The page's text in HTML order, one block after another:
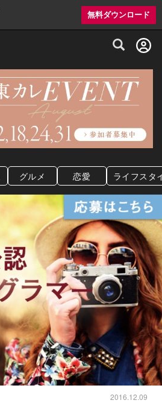
無料ダウンロード
グルメ情報・プレミアムレストラン予約
グルメ 恋愛 ライフスタ
2016.12.09